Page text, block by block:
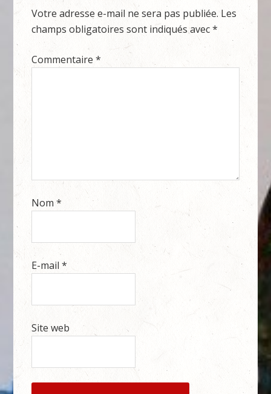
Votre adresse e-mail ne sera pas publiée. Les
champs obligatoires sont indiqués avec*
Commentaire*
Nom*
E-mail*
Site web